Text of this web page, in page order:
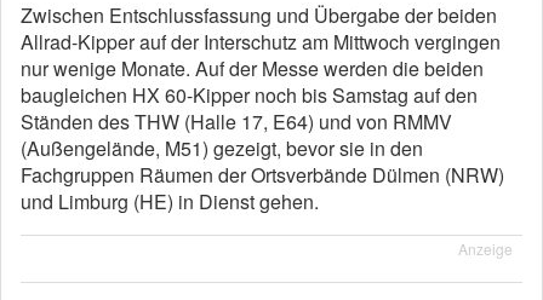
Zwischen Entschlussfassung und Übergabe der beiden
Allrad-Kipper auf der Interschutz am Mittwoch vergingen
nur wenige Monate. Auf der Messe werden die beiden
baugleichen HX 60-Kipper noch bis Samstag auf den
Ständen des THW (Halle 17, E64) und von RMMV
(Außengelände, M51) gezeigt, bevor sie in den
Fachgruppen Räumen der Ortsverbände Dülmen (NRW)
und Limburg (HE) in Dienst gehen.
Anzeige